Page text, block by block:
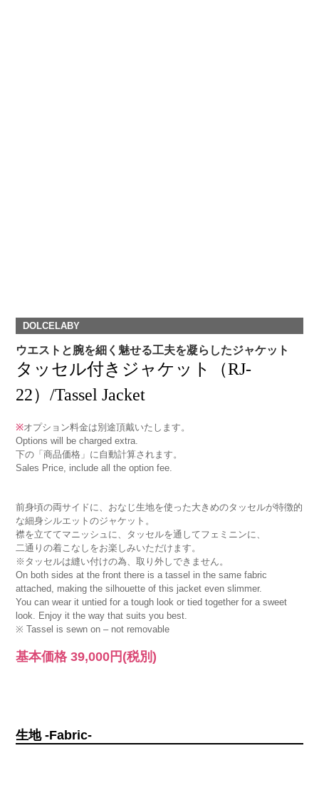
DOLCELABY
ウエストと腕を細く魅せる工夫を凝らしたジャケット
タッセル付きジャケット（RJ-
22）/Tassel Jacket
※オプション料金は別途頂戴いたします。
Options will be charged extra.
下の「商品価格」に自動計算されます。
Sales Price, include all the option fee.
前身頃の両サイドに、おなじ生地を使った大きめのタッセルが特徴的
な細身シルエットのジャケット。
襟を立ててマニッシュに、タッセルを通してフェミニンに、
二通りの着こなしをお楽しみいただけます。
※タッセルは縫い付けの為、取り外しできません。
On both sides at the front there is a tassel in the same fabric
attached, making the silhouette of this jacket even slimmer.
You can wear it untied for a tough look or tied together for a sweet
look. Enjoy it the way that suits you best.
※ Tassel is sewn on – not removable
基本価格39,000円 (税別)
生地 -Fabric-